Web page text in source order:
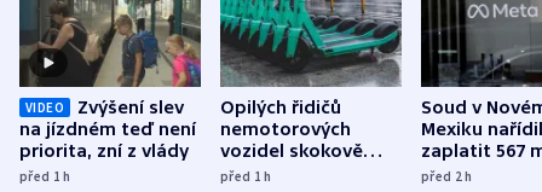
VIDEO
Zvýšení slev
na jízdném teď není
priorita, zní z vlády
před 1h
Opilých řidičů
nemotorových
vozidel skokově
přibylo, nejvíc ve
před 1h
Soud v
Mexiku
zaplatit 567
dolarů kvůli
před 2h